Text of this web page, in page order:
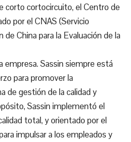
corto cortocircuito, el Centro de
por el CNAS (Servicio
de China para la Evaluación de la
empresa. Sassin siempre está
para promover la
de gestión de la calidad y
Sassin implementó el
total, y orientado por el
impulsar a los empleados y